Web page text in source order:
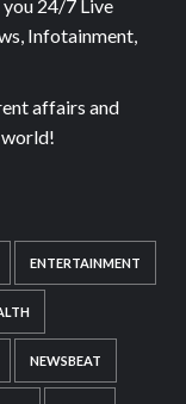
24/7 Live
Infotainment,
affairs and
world!
ENTERTAINMENT
NEWSBEAT